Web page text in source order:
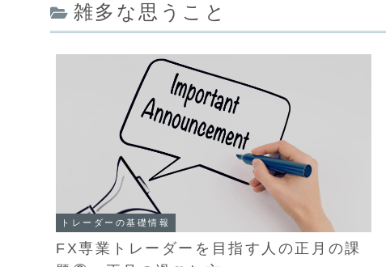
雑多な思うこと
トレーダーの基礎情報
FX専業トレーダーを目指す人の正月の課